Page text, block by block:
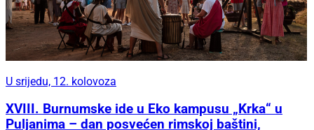
U srijedu, 12. kolovoza
XVIII. Burnumske ide u Eko kampusu „Krka“ u
Puljanima – dan posvećen rimskoj baštini,